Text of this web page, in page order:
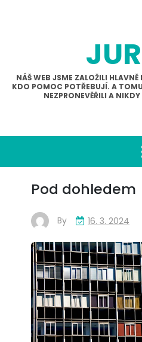
NÁŠ WEB JSME ZALOŽILI
KDO POMOC POTŘEBUJÍ. A
NEZPRONEVĚŘILI A
Pod dohledem
By 16. 3. 2024